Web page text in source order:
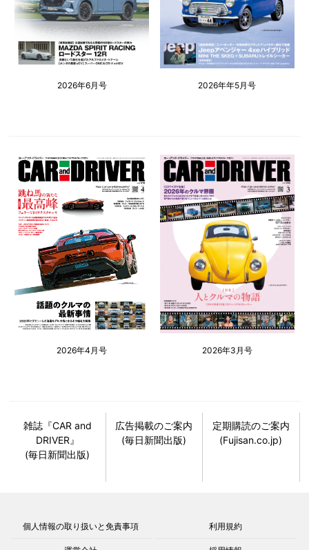
2026年6月号 2026年年5月号
2026年4月号 2026年3月号
雑誌『CAR and
DRIVER』
(毎日新聞出版)
広告掲載のご案内
(毎日新聞出版)
定期購読のご案内
(Fujisan.co.jp)
個人情報の取り扱いと免責事項 利用規約